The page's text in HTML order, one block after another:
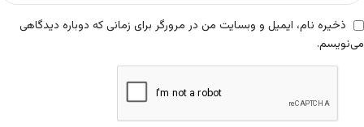
ذخیره نام، ایمیل و وبسایت من در مرورگر برای زمانی که دوباره دیدگاهی
می‌نویسم.